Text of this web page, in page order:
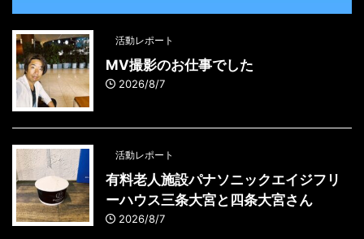
活動レポート
MV撮影のお仕事でした
2026/8/7
活動レポート
有料老人施設パナソニックエイジフリ
ーハウス三条大宮と四条大宮さん
2026/8/7